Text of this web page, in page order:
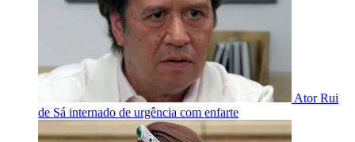
Ator Rui
de Sá internado de urgência com enfarte